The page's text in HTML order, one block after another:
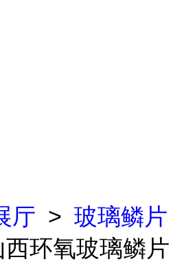
厅 > 玻璃鳞片
西环氧玻璃鳞片